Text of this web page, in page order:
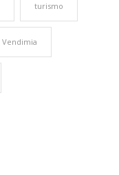
turismo
Vendimia